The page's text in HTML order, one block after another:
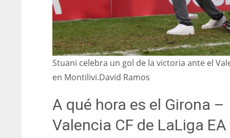
NE
16
NYG
24
Stuani celebra un gol de la victoria ante el
en Montilivi.David Ramos
A qué hora es el Girona –
Valencia CF de LaLiga EA